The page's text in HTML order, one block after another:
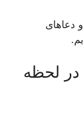
دعاهای
لحظه